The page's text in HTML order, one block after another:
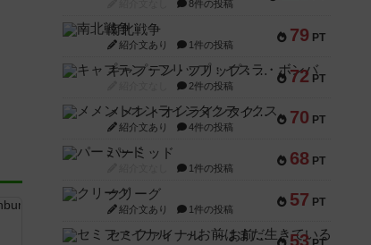
8件の投稿
79 PT
南北戦争
紹介文あり 1件の投稿
72 PT
キャプテン・フリップ：イスラ・ボンバ
2件の投稿
70 PT
メメントオンラインタクティクス
紹介文あり 4件の投稿
68 PT
パーミッド
1件の投稿
57 PT
クリーグ
紹介文あり 1件の投稿
53
セミファイナル ～お前はまだ生きている～